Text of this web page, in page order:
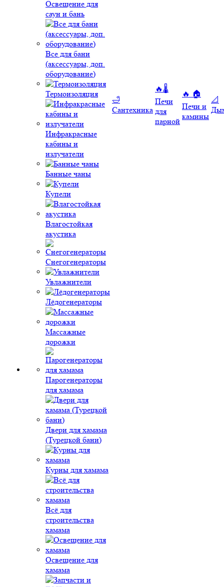
Освещение для
саун и бань
Все для бани
(аксессуары, доп.
оборудование)
Термоизоляция
Инфракрасные
кабины и
излучатели
Банные чаны
Купели
Влагостойкая
акустика
Снегогенераторы
Увлажнители
Лёдогенераторы
Массажные
дорожки
Парогенераторы
для хамама
Двери для хамама
(Турецкой бани)
Курны для хамама
Всё для
строительства
хамама
Освещение для
хамама
🛁
Сантехника
🔥🌡️
Печи
для
парной
🔥 🏠
Печи и
камины
📐